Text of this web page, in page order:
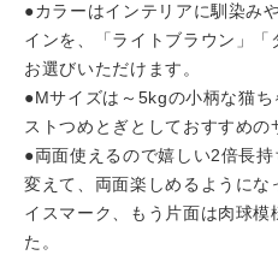
●カラーはインテリアに馴染み
インを、「ライトブラウン」
お選びいただけます。
●Mサイズは～5kgの小柄な猫
ストつめとぎとしておすすめの
●両面使えるので嬉しい2倍長
変えて、両面楽しめるようにな
イスマーク、もう片面は肉球模
た。